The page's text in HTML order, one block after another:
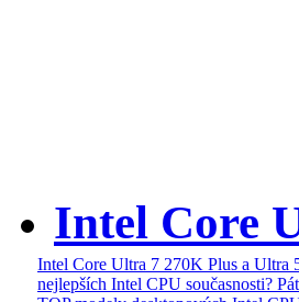
Intel Core
Intel Core Ultra 7 270K Plus a
nejlepších Intel CPU současnosti?